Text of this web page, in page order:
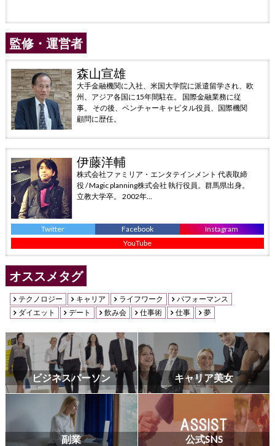
監修・運営者
森山宣雄
大手金融機関に入社、米国大学院に派遣留学され、欧
州、アジア各国に15年間駐在。 国際金融業務に従
事。 その後、ベンチャーキャピタル役員、国際機関
顧問に歴任。
伊藤洋輔
株式会社ファミリア・エンタテインメント 代表取締
役 / Magic planning株式会社 執行役員。群馬県出身。
立教大学卒。 2002年...
Twitter Facebook
Instagram
YouTube
オススメタグ
テクノロジー キャリア ライフワーク
パフォーマンス
ダイエット
デート 飲み会 仕事術 仕事 夢
ビジネスパーソン キャリア美女
副業 公式SNS